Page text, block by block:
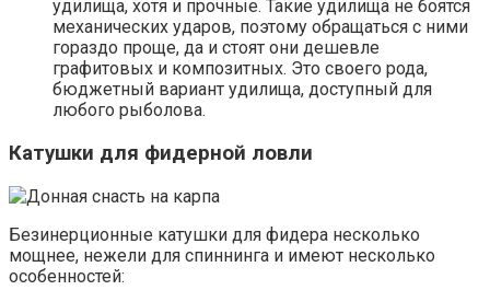
удилища, хотя и прочные. Такие удилища не боятся
механических ударов, поэтому обращаться с ними
гораздо проще, да и стоят они дешевле
графитовых и композитных. Это своего рода,
бюджетный вариант удилища, доступный для
любого рыболова.
Катушки для фидерной ловли
Безинерционные катушки для фидера несколько
мощнее, нежели для спиннинга и имеют несколько
особенностей: